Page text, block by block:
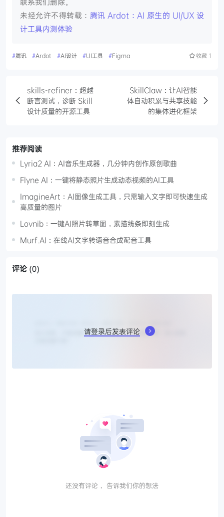
未经允许不得转载： 腾讯 Ardot：AI 原生的 UI/UX 设
计工具内测体验
#腾讯 #Ardot #AI设计 #UI工具 #Figma 收藏 1
skills-refiner：超越
断言测试，诊断 Skill
设计质量的开源工具
SkillClaw：让AI智能
体自动积累与共享技能
的集体进化框架
推荐阅读
Lyria2 AI：AI音乐生成器，几分钟内创作原创歌曲
Flyne AI：一键将静态照片生成动态视频的AI工具
ImagineArt：AI图像生成工具，只需输入文字即可快速生成
高质量的图片
Lovnib：一键AI照片转草图，素描线条即刻生成
Murf.AI：在线AI文字转语音合成配音工具
评论 (0)
请登录后发表评论
还没有评论， 告诉我们你的想法